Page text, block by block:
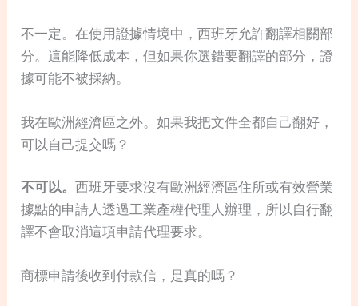
不一定。在使用證據情境中，西班牙允許翻譯相關部
分。這能降低成本，但如果你選錯要翻譯的部分，證
據可能不被採納。
我在歐洲經濟區之外。如果我把文件全都自己翻好，
可以自己提交嗎？
不可以。 西班牙要求沒有歐洲經濟區住所或有效營業
據點的申請人透過工業產權代理人辦理，所以自行翻
譯不會取消這項申請代理要求。
商標申請後收到付款信，是真的嗎？